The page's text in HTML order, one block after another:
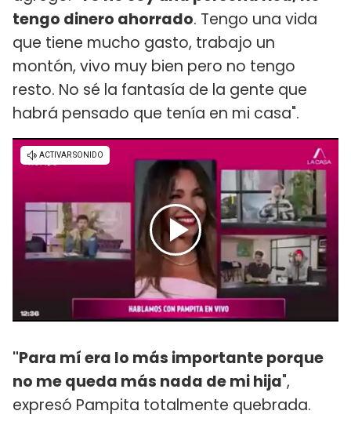
tengo dinero ahorrado. Tengo una vida
que tiene mucho gasto, trabajo un
montón, vivo muy bien pero no tengo
resto. No sé la fantasía de la gente que
habrá pensado que tenía en mi casa".
"Para mí era lo más importante porque
no me queda más nada de mi hija",
expresó Pampita totalmente quebrada.